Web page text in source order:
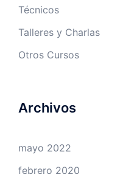
Técnicos
Talleres y Charlas
Otros Cursos
Archivos
mayo 2022
febrero 2020